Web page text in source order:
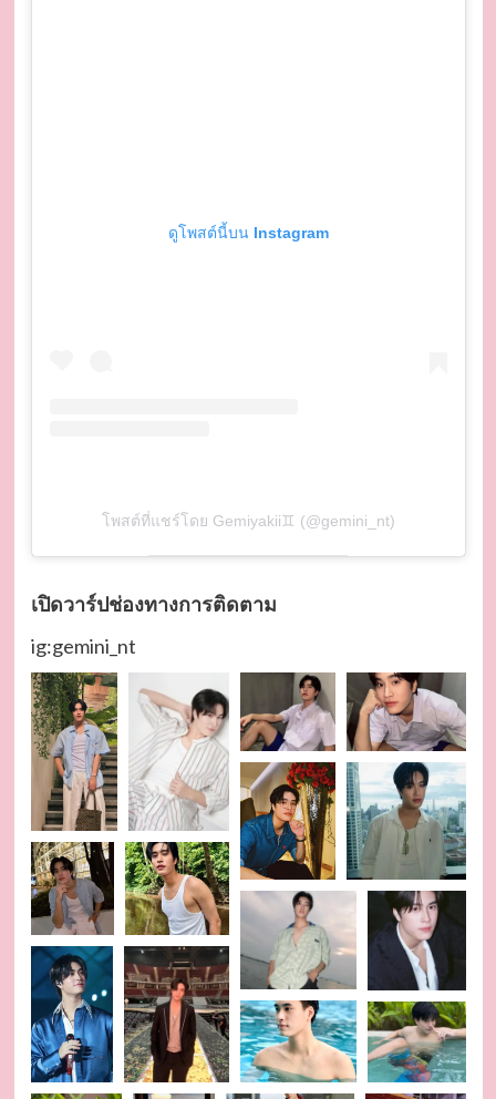
ดูโพสต์นี้บน Instagram
โพสต์ที่แชร์โดย Gemiyakii♊️ (@gemini_nt)
เปิดวาร์ปช่องทางการติดตาม
ig:gemini_nt